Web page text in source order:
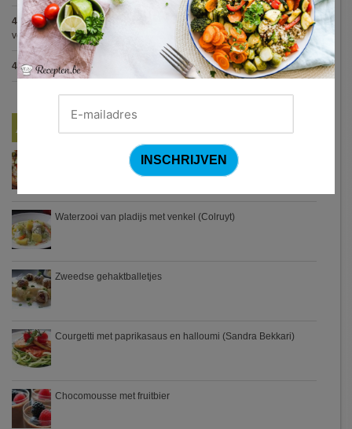
4.7:Varkenshaasje met jagersaus en kroketten (Jeroen Meus)(15
votes)
4.7:Gestoofde kip met dragon (7 votes)
Nieuwste Recepten
Turkse pizza met halloumi en courgette
Waterzooi van pladijs met venkel (Colruyt)
Zweedse gehaktballetjes
Courgetti met paprikasaus en halloumi (Sandra Bekkari)
Chocomousse met fruitbier